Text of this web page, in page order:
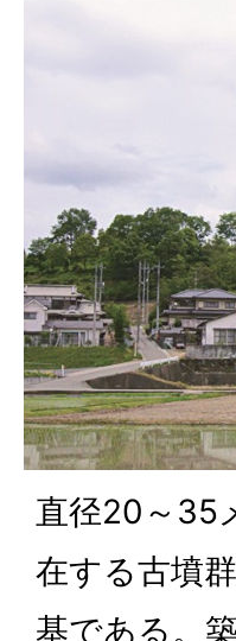
直径20～35
在する古墳
基である。